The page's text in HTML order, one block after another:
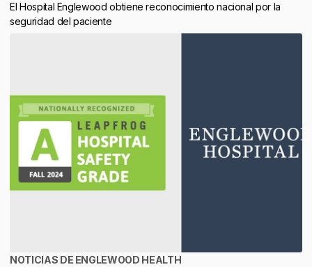
El Hospital Englewood obtiene reconocimiento nacional por la
seguridad del paciente
NOTICIAS DE ENGLEWOOD HEALTH